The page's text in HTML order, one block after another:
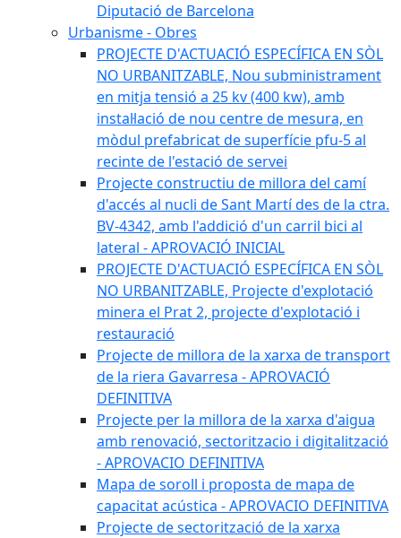
Diputació de Barcelona
Urbanisme - Obres
PROJECTE D'ACTUACIÓ ESPECÍFICA EN SÒL
NO URBANITZABLE, Nou subministrament
en mitja tensió a 25 kv (400 kw), amb
instal·lació de nou centre de mesura, en
mòdul prefabricat de superfície pfu-5 al
recinte de l'estació de servei
Projecte constructiu de millora del camí
d'accés al nucli de Sant Martí des de la ctra.
BV-4342, amb l'addició d'un carril bici al
lateral - APROVACIÓ INICIAL
PROJECTE D'ACTUACIÓ ESPECÍFICA EN SÒL
NO URBANITZABLE, Projecte d'explotació
minera el Prat 2, projecte d'explotació i
restauració
Projecte de millora de la xarxa de transport
de la riera Gavarresa - APROVACIÓ
DEFINITIVA
Projecte per la millora de la xarxa d'aigua
amb renovació, sectoritzacio i digitalització
- APROVACIO DEFINITIVA
Mapa de soroll i proposta de mapa de
capacitat acústica - APROVACIO DEFINITIVA
Projecte de sectorització de la xarxa